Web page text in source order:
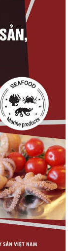
thích ứng của
Mở rộng cơ
sang Canada
rô phi Trung
khẩu mực,